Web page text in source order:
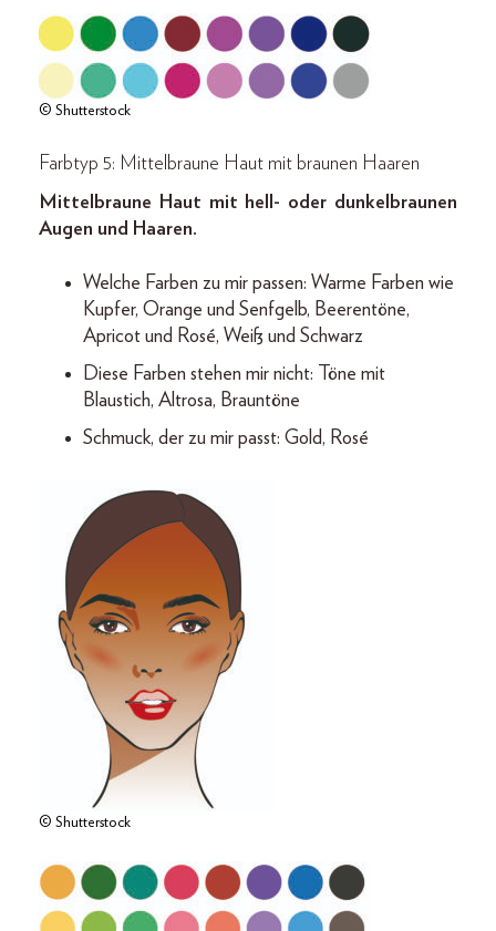
© Shutterstock
Farbtyp 5: Mittelbraune Haut mit braunen Haaren
Mittelbraune Haut mit hell- oder dunkelbraunen
Augen und Haaren.
Welche Farben zu mir passen: Warme Farben wie
Kupfer, Orange und Senfgelb, Beerentöne,
Apricot und Rosé, Weiß und Schwarz
Diese Farben stehen mir nicht: Töne mit
Blaustich, Altrosa, Brauntöne
Schmuck, der zu mir passt: Gold, Rosé
© Shutterstock